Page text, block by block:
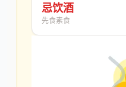
忌饮酒
先食素食